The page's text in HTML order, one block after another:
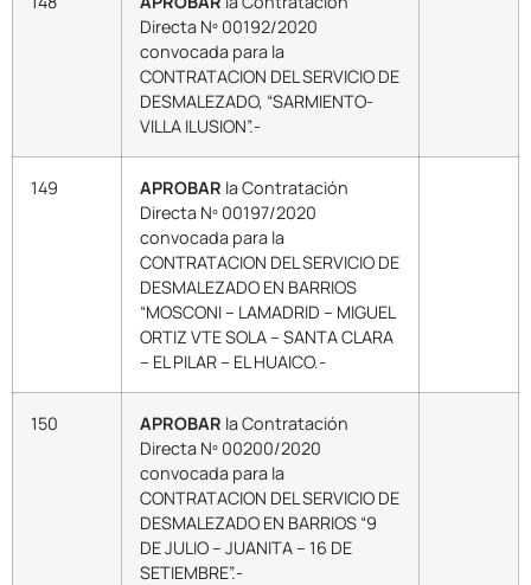
Directa Nº 00192/2020
convocada para la
CONTRATACION DEL SERVICIO DE
DESMALEZADO, “SARMIENTO-
VILLA ILUSION”.-
149 APROBAR la Contratación
Directa Nº 00197/2020
convocada para la
CONTRATACION DEL SERVICIO DE
DESMALEZADO EN BARRIOS
“MOSCONI – LAMADRID – MIGUEL
ORTIZ VTE SOLA – SANTA CLARA
– EL PILAR – EL HUAICO.-
150 APROBAR la Contratación
Directa Nº 00200/2020
convocada para la
CONTRATACION DEL SERVICIO DE
DESMALEZADO EN BARRIOS “9
DE JULIO – JUANITA – 16 DE
SETIEMBRE”.-